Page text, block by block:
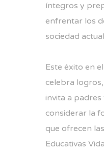
íntegros y
enfrentar los
sociedad
Este éxito en
celebra
invita a
considerar la
que ofrecen
Educativas